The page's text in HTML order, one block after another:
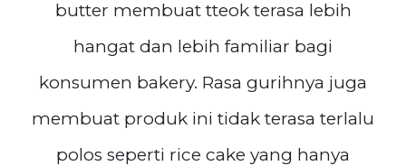
butter membuat tteok terasa lebih
hangat dan lebih familiar bagi
konsumen bakery. Rasa gurihnya juga
membuat produk ini tidak terasa terlalu
polos seperti rice cake yang hanya